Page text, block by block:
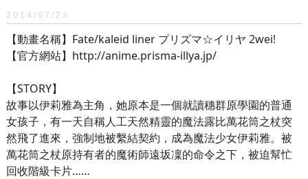
2014/07/23
【動畫名稱】Fate/kaleid liner プリズマ☆イリヤ 2wei!
【官方網站】http://anime.prisma-illya.jp/
【STORY】
故事以伊莉雅為主角，她原本是一個就讀穗群原學園的普通
女孩子，有一天自稱人工天然精靈的魔法露比萬花筒之杖突
然飛了進來，強制地被繫結契約，成為魔法少女伊莉雅。被
萬花筒之杖原持有者的魔術師遠坂凜的命令之下，被迫幫忙
回收階級卡片……